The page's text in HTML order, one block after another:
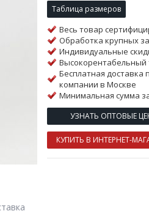
Таблица размеров
Весь товар
Обработка крупных
Индивидуальные
Высокорентабельный
Бесплатная доставка
компании в Москве
Минимальная сумма
УЗНАТЬ ОПТОВЫЕ
КУПИТЬ В ИНТЕРНЕТ-